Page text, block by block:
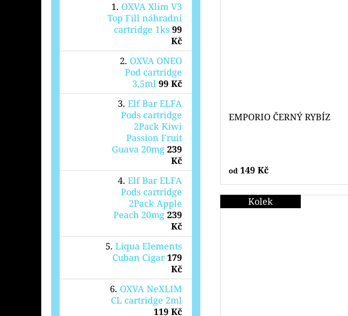
OXVA Xlim V3
Top Fill náhradní
cartridge 1ks 99
Kč
OXVA ONEO
Pod cartridge
3,5ml 99 Kč
Elf Bar ELFA
Pods cartridge
2Pack Kiwi
Passion Fruit
Guava 20mg 239
Kč
Elf Bar ELFA
Pods cartridge
2Pack Apple
Peach 20mg 239
Kč
Liqua Elements
Cuban Cigar 179
Kč
OXVA NeXLIM
CL cartridge 2ml
119 Kč
EMPORIO ČERNÝ RYBÍZ
od149 Kč
Kolek